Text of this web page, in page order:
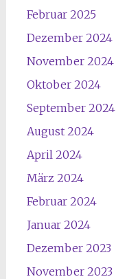
Februar 2025
Dezember 2024
November 2024
Oktober 2024
September 2024
August 2024
April 2024
März 2024
Februar 2024
Januar 2024
Dezember 2023
November 2023